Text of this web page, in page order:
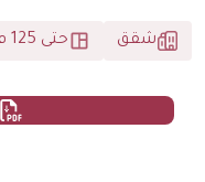
شقق حتى 125 م2